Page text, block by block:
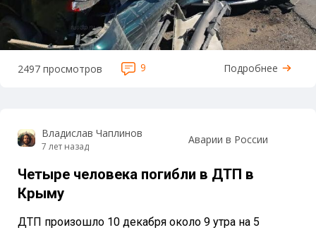
2497 просмотров 9 Подробнее
Владислав Чаплинов
7 лет назад Аварии в России
Четыре человека погибли в ДТП в
Крыму
ДТП произошло 10 декабря около 9 утра на 5